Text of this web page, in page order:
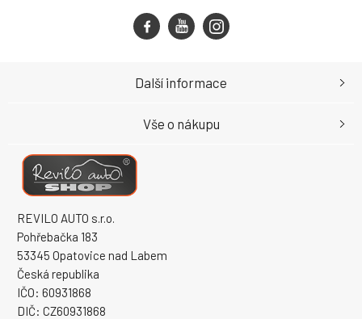
REVILO AUTO s.r.o.
Pohřebačka 183
53345 Opatovice nad Labem
Česká republika
IČO: 60931868
DIČ: CZ60931868
Další informace
Vše o nákupu